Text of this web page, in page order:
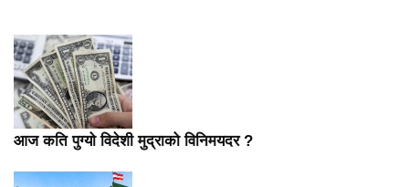
आज कति पुग्यो विदेशी मुद्राको विनिमयदर ?